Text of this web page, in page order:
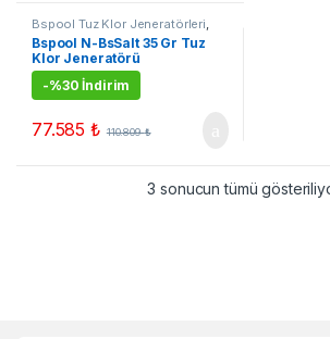
Bspool Tuz Klor Jeneratörleri
Tuz Klor Jenerarörleri
Bspool N-BsSalt 35 Gr Tuz
Klor Jeneratörü
-%30 İndirim
77.585₺ 110.809₺
3 sonucun tümü